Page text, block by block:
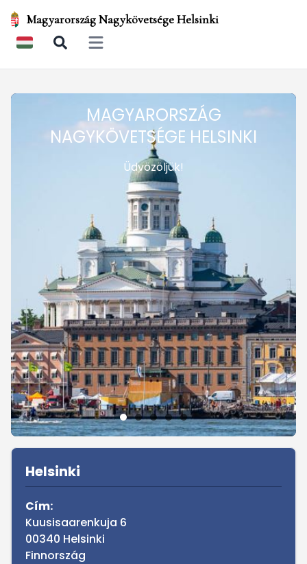
Magyarország Nagykövetsége Helsinki
Open main menu
MAGYARORSZÁG
NAGYKÖVETSÉGE HELSINKI
Üdvözöljük!
Sidebar
Helsinki
Cím:
Kuusisaarenkuja 6
00340 Helsinki
Finnország